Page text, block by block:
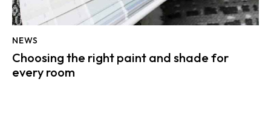
NEWS
Choosing the right paint and shade for
every room